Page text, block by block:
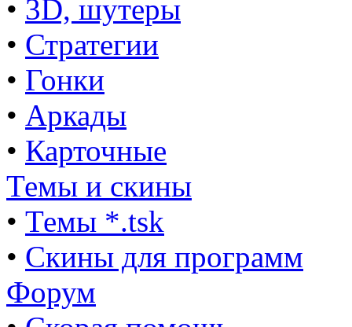
• 3D, шутеры
• Стратегии
• Гонки
• Аркады
• Карточные
Темы и скины
• Темы *.tsk
• Скины для программ
Форум